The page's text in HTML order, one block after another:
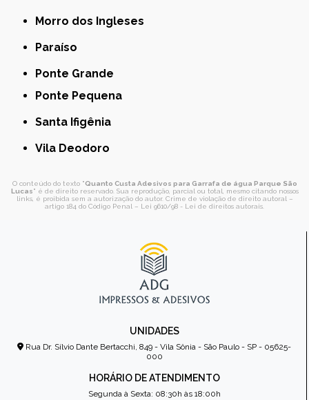
Morro dos Ingleses
Paraíso
Ponte Grande
Ponte Pequena
Santa Ifigênia
Vila Deodoro
O conteúdo do texto "Quanto Custa Adesivos para Garrafa de água Parque São
Lucas" é de direito reservado. Sua reprodução, parcial ou total, mesmo citando nossos
links, é proibida sem a autorização do autor. Crime de violação de direito autoral –
artigo 184 do Código Penal – Lei 9610/98 - Lei de direitos autorais.
UNIDADES
Rua Dr. Sílvio Dante Bertacchi, 849 - Vila Sônia - São Paulo - SP - 05625-
000
HORÁRIO DE ATENDIMENTO
Segunda à Sexta: 08:30h às 18:00h